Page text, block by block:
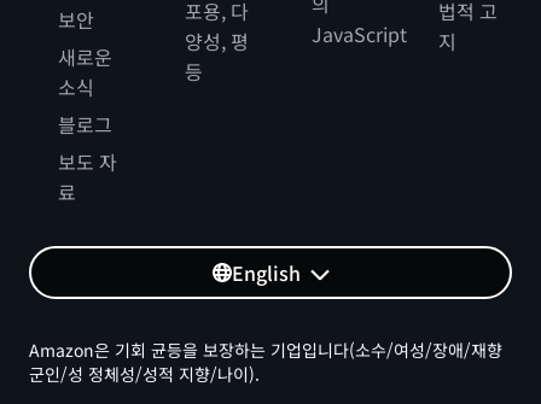
보안
새로운
소식
블로그
보도 자
료
포용, 다
양성, 평
등
JavaScript
법적 고
지
English
Amazon은 기회 균등을 보장하는 기업입니다(소수/여성/장애/재향
군인/성 정체성/성적 지향/나이).